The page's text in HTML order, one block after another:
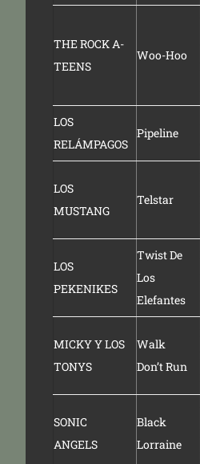
THE ROCK A-
TEENS
Woo-Hoo
LOS
RELÁMPAGOS
Pipeline
LOS
MUSTANG
Telstar
LOS
PEKENIKES
Twist De
Los
Elefantes
MICKY Y LOS
TONYS
Walk
Don’t Run
SONIC
ANGELS
Black
Lorraine